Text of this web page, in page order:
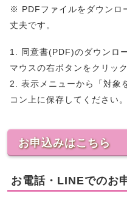
※ PDFファイルをダウンロ
丈夫です。
1. 同意書(PDF)のダウンロ
マウスの右ボタンをクリック
2. 表示メニューから「対象
コン上に保存してください。
お申込みはこちら
お電話・LINEでのお